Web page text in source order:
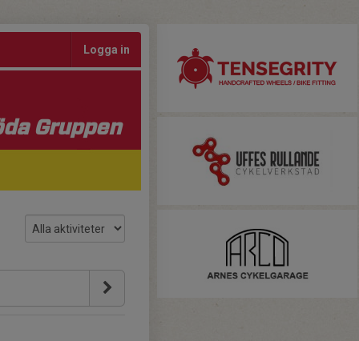
Logga in
Gruppen